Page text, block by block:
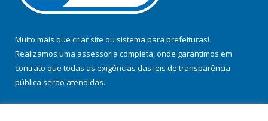
Muito mais que criar site ou sistema para prefeituras!
Realizamos uma assessoria completa, onde garantimos em
contrato que todas as exigências das leis de transparência
pública serão atendidas.